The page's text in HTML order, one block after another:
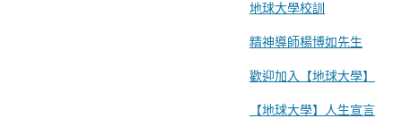
地球大學校訓
精神導師楊博如先生
歡迎加入【地球大學】
【地球大學】人生宣言